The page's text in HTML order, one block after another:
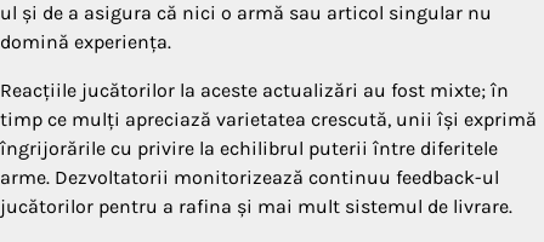
ul și de a asigura că nici o armă sau articol singular nu
domină experiența.
Reacțiile jucătorilor la aceste actualizări au fost mixte; în
timp ce mulți apreciază varietatea crescută, unii își exprimă
îngrijorările cu privire la echilibrul puterii între diferitele
arme. Dezvoltatorii monitorizează continuu feedback-ul
jucătorilor pentru a rafina și mai mult sistemul de livrare.